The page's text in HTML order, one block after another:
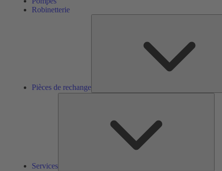
Robinetterie
Pièces de rechange
Services